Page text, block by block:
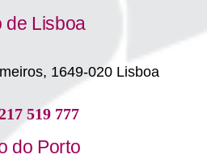
de Lisboa
1649-020 Lisboa
519 777
do Porto